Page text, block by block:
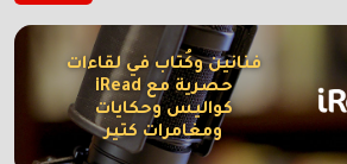
فنانين وكُتاب في لقاءات
حصرية مع iRead
كواليس وحكايات
ومغامرات كتير